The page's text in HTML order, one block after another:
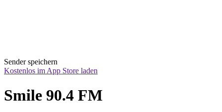
Sender speichern
Kostenlos im App Store laden
Smile 90.4 FM